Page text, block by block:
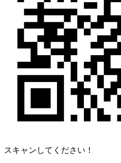
スキャンしてください！